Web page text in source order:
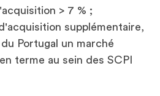
> 7 % ;
supplémentaire,
Portugal un marché
terme au sein des SCPI